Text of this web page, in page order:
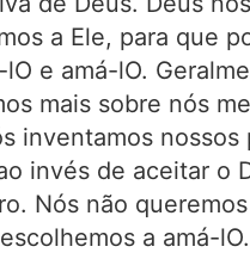
a Ele, para que
e amá-lO.
mais sobre nós
inventamos nossos
invés de aceitar o
Nós não
a amá-lO.